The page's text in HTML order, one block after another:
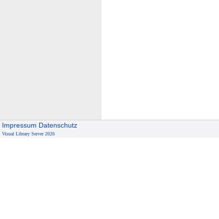
Impressum Datenschutz
Visual Library Server 2026